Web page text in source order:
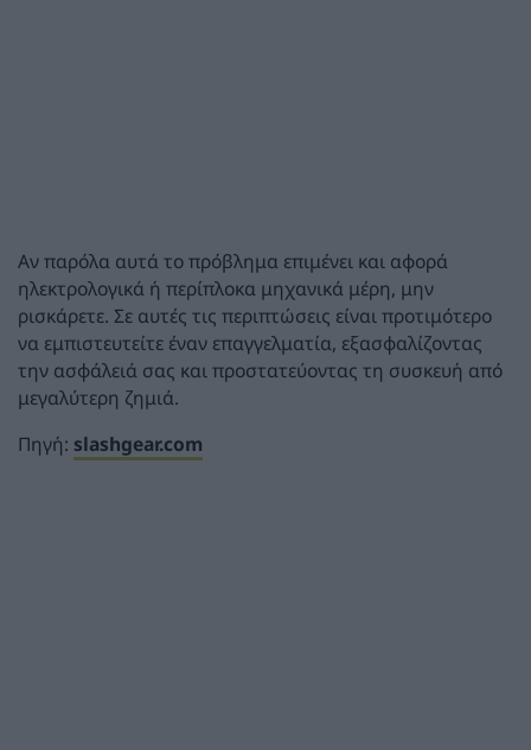
Αν παρόλα αυτά το πρόβλημα επιμένει και αφορά
ηλεκτρολογικά ή περίπλοκα μηχανικά μέρη, μην
ρισκάρετε. Σε αυτές τις περιπτώσεις είναι προτιμότερο
να εμπιστευτείτε έναν επαγγελματία, εξασφαλίζοντας
την ασφάλειά σας και προστατεύοντας τη συσκευή από
μεγαλύτερη ζημιά.
Πηγή: slashgear.com